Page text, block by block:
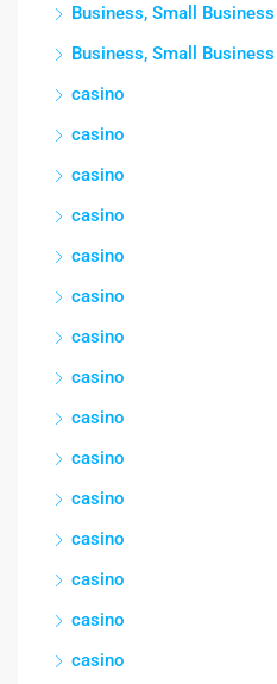
Business, Small Business
Business, Small Business
casino
casino
casino
casino
casino
casino
casino
casino
casino
casino
casino
casino
casino
casino
casino